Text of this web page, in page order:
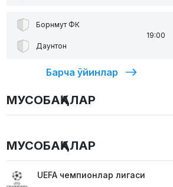
Борнмут ФК
Даунтон
19:00
Барча ўйинлар
МУСОБАҚАЛАР
МУСОБАҚАЛАР
UEFA чемпионлар лигаси